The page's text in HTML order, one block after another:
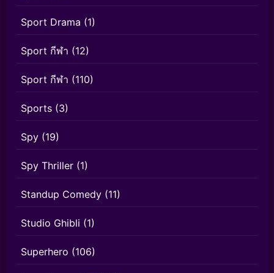
Sport Drama (1)
Sport กีฬา (12)
Sport กีฬา (110)
Sports (3)
Spy (19)
Spy Thriller (1)
Standup Comedy (11)
Studio Ghibli (1)
Superhero (106)